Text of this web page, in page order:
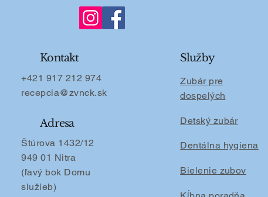
🪁Prvá návšteva u zubára
radí, ako ju zvládnuť bez
Kontakt
+421 917 212 974
recepcia@zvnck.sk
Adresa
Štúrova 1432/12
949 01 Nitra
(ľavý bok Domu
služieb)
Služby
Zubár pre
dospelých
Detský zubár
Dentálna hygiena
Bielenie zubov